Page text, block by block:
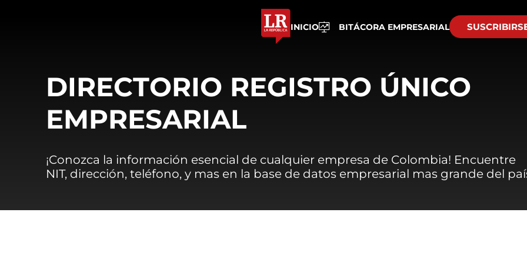
INICIO BITÁCORA EMPRESARIAL
DIRECTORIO REGISTRO ÚNICO
EMPRESARIAL
¡Conozca la información esencial de cualquier empresa de Colombia! Encuentre
NIT, dirección, teléfono, y mas en la base de datos empresarial mas grande del